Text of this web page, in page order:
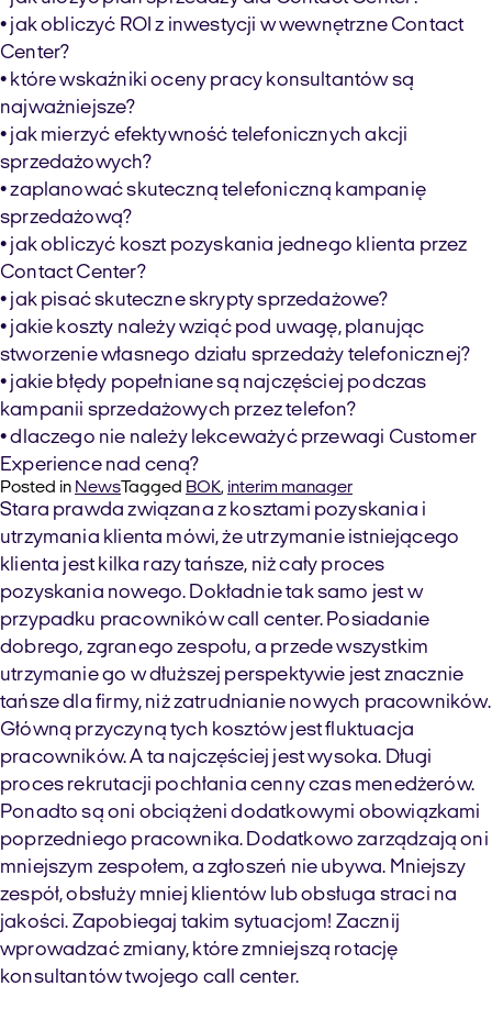
• jak obliczyć ROI z inwestycji w wewnętrzne Contact
Center?
• które wskaźniki oceny pracy konsultantów są
najważniejsze?
• jak mierzyć efektywność telefonicznych akcji
sprzedażowych?
• zaplanować skuteczną telefoniczną kampanię
sprzedażową?
• jak obliczyć koszt pozyskania jednego klienta przez
Contact Center?
• jak pisać skuteczne skrypty sprzedażowe?
• jakie koszty należy wziąć pod uwagę, planując
stworzenie własnego działu sprzedaży telefonicznej?
• jakie błędy popełniane są najczęściej podczas
kampanii sprzedażowych przez telefon?
• dlaczego nie należy lekceważyć przewagi Customer
Experience nad ceną?
Posted in NewsTagged BOK, interim manager
Stara prawda związana z kosztami pozyskania i
utrzymania klienta mówi, że utrzymanie istniejącego
klienta jest kilka razy tańsze, niż cały proces
pozyskania nowego. Dokładnie tak samo jest w
przypadku pracowników call center. Posiadanie
dobrego, zgranego zespołu, a przede wszystkim
utrzymanie go w dłuższej perspektywie jest znacznie
tańsze dla firmy, niż zatrudnianie nowych pracowników.
Główną przyczyną tych kosztów jest fluktuacja
pracowników. A ta najczęściej jest wysoka. Długi
proces rekrutacji pochłania cenny czas menedżerów.
Ponadto są oni obciążeni dodatkowymi obowiązkami
poprzedniego pracownika. Dodatkowo zarządzają oni
mniejszym zespołem, a zgłoszeń nie ubywa. Mniejszy
zespół, obsłuży mniej klientów lub obsługa straci na
jakości. Zapobiegaj takim sytuacjom! Zacznij
wprowadzać zmiany, które zmniejszą rotację
konsultantów twojego call center.